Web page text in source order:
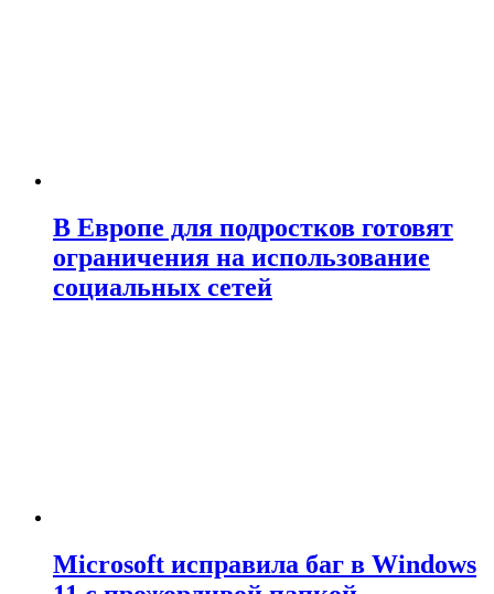
В Европе для подростков готовят
ограничения на использование
социальных сетей
Microsoft исправила баг в Windows